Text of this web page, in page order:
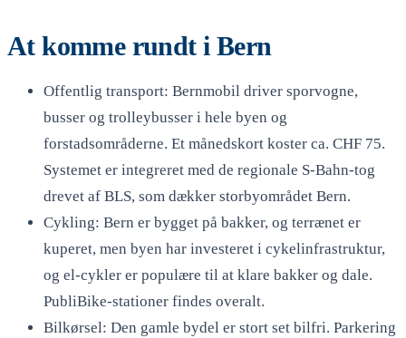
At komme rundt i Bern
Offentlig transport: Bernmobil driver sporvogne,
busser og trolleybusser i hele byen og
forstadsområderne. Et månedskort koster ca. CHF 75.
Systemet er integreret med de regionale S-Bahn-tog
drevet af BLS, som dækker storbyområdet Bern.
Cykling: Bern er bygget på bakker, og terrænet er
kuperet, men byen har investeret i cykelinfrastruktur,
og el-cykler er populære til at klare bakker og dale.
PubliBike-stationer findes overalt.
Bilkørsel: Den gamle bydel er stort set bilfri. Parkering